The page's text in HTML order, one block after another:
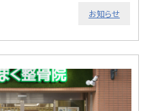
お知らせ